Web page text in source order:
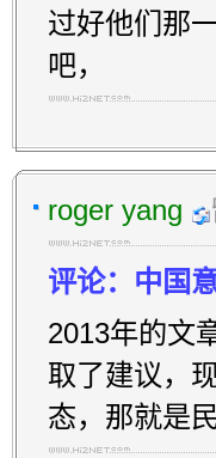
过好他们那
吧，
roger yang
评论：中国
2013年的文
取了建议，
态，那就是